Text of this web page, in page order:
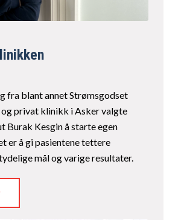
fra blant annet Strømsgodset
privat klinikk i Asker valgte
Burak Kesgin å starte egen
er å gi pasientene tettere
mål og varige resultater.